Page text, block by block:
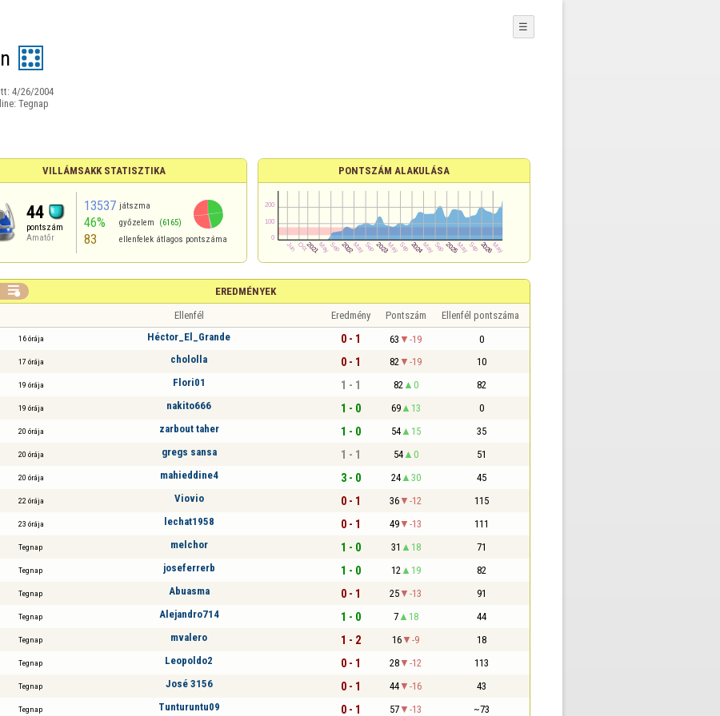
4/26/2004
Tegnap
☰
VILLÁMSAKK STATISZTIKA
44
pontszám
Amatőr
13537 játszma
46% győzelem (6165)
83 ellenfelek átlagos pontszáma
PONTSZÁM ALAKULÁSA
EREDMÉNYEK

Ellenfél Eredmény Pontszám Ellenfél pontszáma
16 órája Héctor_El_Grande 0 - 1 63 -19 0
17 órája chololla 0 - 1 82 -19 10
19 órája Flori01 1 - 1 82 0 82
19 órája nakito666 1 - 0 69 13 0
20 órája zarbout taher 1 - 0 54 15 35
20 órája gregs sansa 1 - 1 54 0 51
20 órája mahieddine4 3 - 0 24 30 45
22 órája Viovio 0 - 1 36 -12 115
23 órája lechat1958 0 - 1 49 -13 111
Tegnap melchor 1 - 0 31 18 71
Tegnap joseferrerb 1 - 0 12 19 82
Tegnap Abuasma 0 - 1 25 -13 91
Tegnap Alejandro714 1 - 0 7 18 44
Tegnap mvalero 1 - 2 16 -9 18
Tegnap Leopoldo2 0 - 1 28 -12 113
Tegnap José 3156 0 - 1 44 -16 43
Tegnap Tunturuntu09 0 - 1 57 -13 ~73